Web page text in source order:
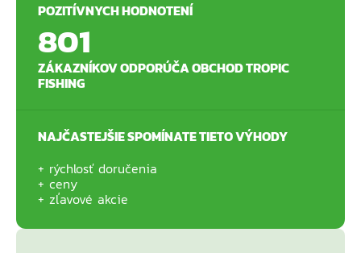
POZITÍVNYCH HODNOTENÍ
801
ZÁKAZNÍKOV ODPORÚČA OBCHOD TROPIC
FISHING
NAJČASTEJŠIE SPOMÍNATE TIETO VÝHODY
rýchlosť doručenia
ceny
zľavové akcie